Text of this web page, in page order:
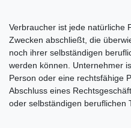
Verbraucher ist jede natürliche
Zwecken abschließt, die
noch ihrer selbständigen
werden können. Unternehmer
Person oder eine rechtsfähige
Abschluss eines
oder selbständigen beruflichen